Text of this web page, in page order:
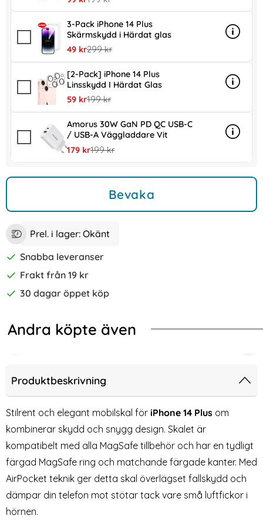
3-Pack iPhone 14 Plus
Skärmskydd i Härdat glas
rea pris
49 krtidigare pris
299 kr
Info
mer
[2-Pack] iPhone 14 Plus
Linsskydd I Härdat Glas
rea pris
59 krtidigare pris
199 kr
Info
mer
Amorus 30W GaN PD QC USB-C
/ USB-A Väggladdare Vit
rea pris
179 krtidigare pris
199 kr
Info
mer
Bevaka
Prel. i lager: Okänt
Snabba leveranser
Frakt från 19 kr
30 dagar öppet köp
Andra köpte även
I Härdat Glas - Med Monteringsram
Redmi 15C Skal TPU Lila Wozinsky iPhone 14 Plus / 13 Pro
Produktbeskrivning
Stilrent och elegant mobilskal för iPhone 14 Plus om
kombinerar skydd och snygg design. Skalet är
kompatibelt med alla MagSafe tillbehör och har en tydligt
färgad MagSafe ring och matchande färgade kanter. Med
AirPocket teknik ger detta skal överlägset fallskydd och
dämpar din telefon mot stötar tack vare små luftfickor i
hörnen.